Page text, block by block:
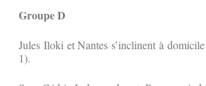
Groupe D
Jules Iloki et Nantes s’inclinent à
1).